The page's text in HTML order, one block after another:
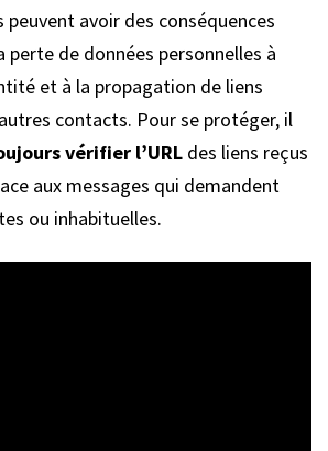
peuvent avoir des conséquences
perte de données personnelles à
et à la propagation de liens
contacts. Pour se protéger, il
vérifier l’URL des liens reçus
aux messages qui demandent
ou inhabituelles.